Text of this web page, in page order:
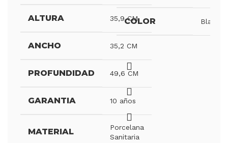
ALTURA 35,9 CM
ANCHO 35,2 CM
PROFUNDIDAD 49,6 CM
GARANTIA 10 años
MATERIAL
Porcelana
Sanitaria
COLOR Blanco